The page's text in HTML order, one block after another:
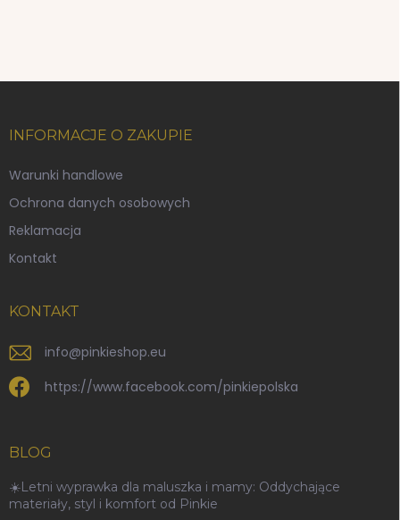
o
k
INFORMACJE O ZAKUPIE
Warunki handlowe
Ochrona danych osobowych
Reklamacja
Kontakt
KONTAKT
info@pinkieshop.eu
https://www.facebook.com/pinkiepolska
BLOG
☀️Letni wyprawka dla maluszka i mamy: Oddychające
materiały, styl i komfort od Pinkie